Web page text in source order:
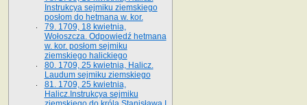
Instrukcya sejmiku ziemskiego
posłom do hetmana w. kor.
79. 1709, 18 kwietnia,
Wołoszcza. Odpowiedź hetmana
w. kor. posłom sejmiku
ziemskiego halickiego
80. 1709, 25 kwietnia, Halicz.
Laudum sejmiku ziemskiego
81. 1709, 25 kwietnia,
Halicz.Instrukcya sejmiku